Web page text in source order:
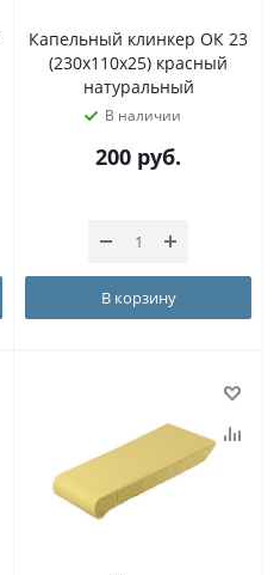
Капельный клинкер ОК 23
(230х110х25) красный
натуральный
В наличии
200 руб.
В корзину